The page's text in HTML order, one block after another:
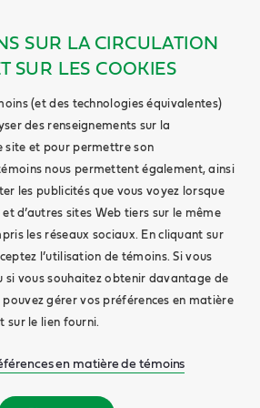
SUR LA CIRCULATION
SUR LES COOKIES
(et des technologies équivalentes)
des renseignements sur la
site et pour permettre son
nous permettent également, ainsi
les publicités que vous voyez lorsque
d’autres sites Web tiers sur le même
les réseaux sociaux. En cliquant sur
l’utilisation de témoins. Si vous
si vous souhaitez obtenir davantage de
pouvez gérer vos préférences en matière
sur le lien fourni.
en matière de témoins